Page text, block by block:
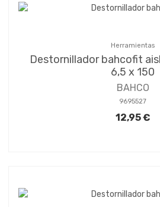
Herramientas
Destornillador bahcofit
6,5 x 150
BAHCO
9695527
12,95 €